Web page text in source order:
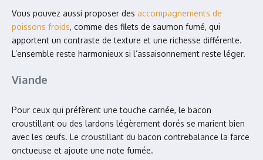
Vous pouvez aussi proposer des accompagnements de
poissons froids, comme des filets de saumon fumé, qui
apportent un contraste de texture et une richesse différente.
L’ensemble reste harmonieux si l’assaisonnement reste léger.
Viande
Pour ceux qui préfèrent une touche carnée, le bacon
croustillant ou des lardons légèrement dorés se marient bien
avec les œufs. Le croustillant du bacon contrebalance la farce
onctueuse et ajoute une note fumée.